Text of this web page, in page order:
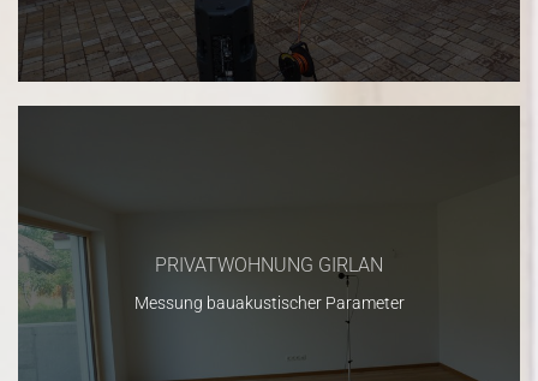
PRIVATWOHNUNG GIRLAN
Messung bauakustischer Parameter